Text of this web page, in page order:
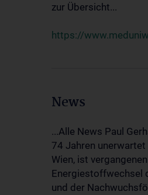
zur Übersicht...
https://
News
...Alle News Paul
74 Jahren
Wien, ist
Energiestoffwechsel
und der